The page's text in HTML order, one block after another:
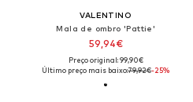
VALENTINO
Mala de ombro 'Pattie'
59,94€
Preço original: 99,90€
Último preço mais baixo:79,92€-25%